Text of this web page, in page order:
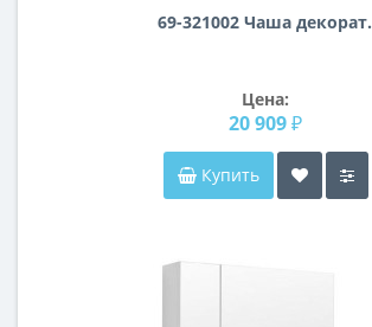
69-321002 Чаша декорат.
Цена:
20 909 ₽
Купить